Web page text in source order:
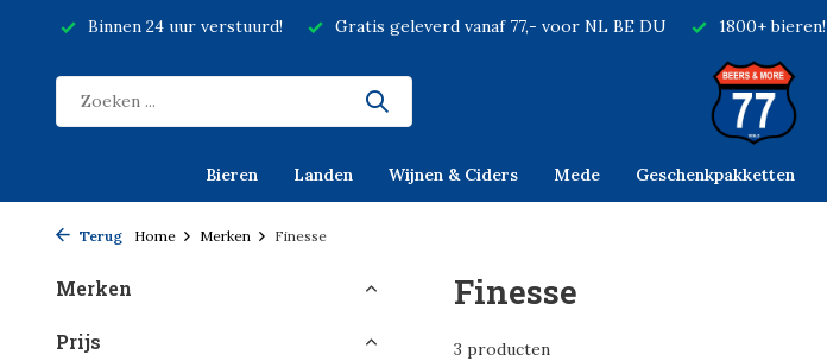
Binnen 24 uur verstuurd! Gratis geleverd vanaf 77,- voor NL BE DU 1800+ bieren!
Bieren Landen Wijnen & Ciders Mede Geschenkpakketten
Terug Home Merken Finesse
Merken
Prijs
Finesse
3 producten